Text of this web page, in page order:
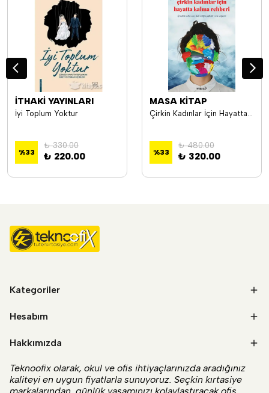
İTHAKİ YAYINLARI
İyi Toplum Yoktur
%33
₺ 330.00
₺ 220.00
MASA KİTAP
Çirkin Kadınlar İçin Hayatta Kalma Rehberi
%33
₺ 480.00
₺ 320.00
Kategoriler
Hesabım
Hakkımızda
Teknoofix olarak, okul ve ofis ihtiyaçlarınızda aradığınız
kaliteyi en uygun fiyatlarla sunuyoruz. Seçkin kırtasiye